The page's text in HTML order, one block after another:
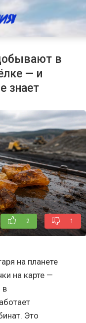
в
— и
знает
2 1
на планете
на карте —
в
Это